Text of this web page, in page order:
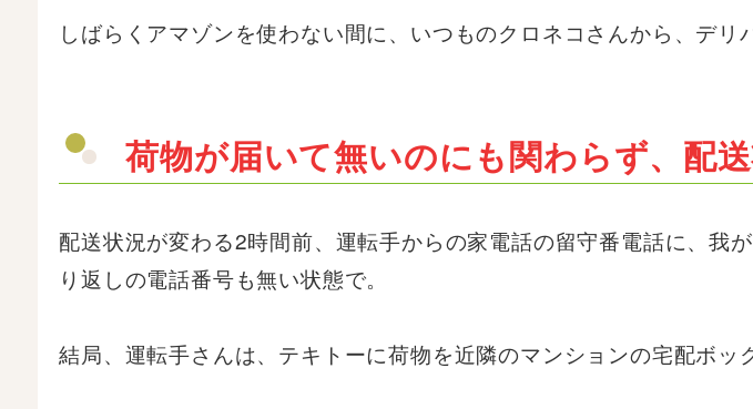
しばらくアマゾンを使わない間に、いつものクロネコさんから、デ
荷物が届いて無いのにも関わらず、配
配送状況が変わる2時間前、運転手からの家電話の留守番電話に、我
り返しの電話番号も無い状態で。
結局、運転手さんは、テキトーに荷物を近隣のマンションの宅配ボッ